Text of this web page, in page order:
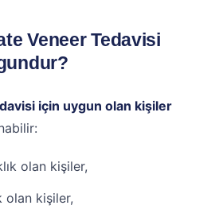
Veneer Tedavisi
için uygun olan kişiler
olan kişiler,
olan kişiler,